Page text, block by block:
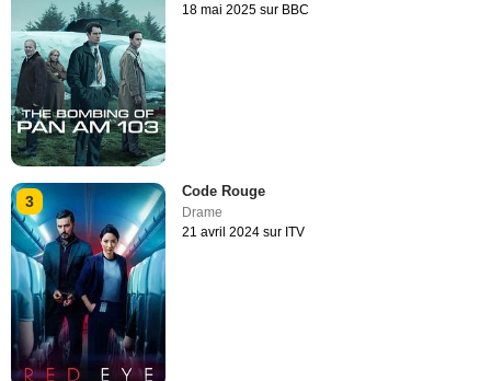
18 mai 2025 sur BBC
3
Code Rouge
Drame
21 avril 2024 sur ITV